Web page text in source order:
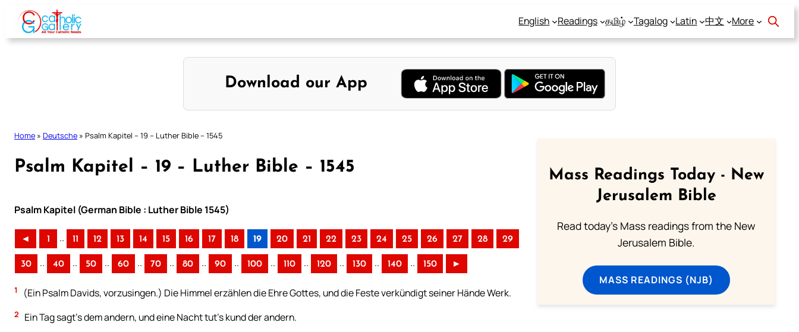
Skip
content
English Readings தமிழ் Tagalog Latin 中文 More
Download our App
Home » Deutsche » Psalm Kapitel – 19 – Luther Bible – 1545
Psalm Kapitel – 19 – Luther Bible – 1545
Psalm Kapitel (German Bible : Luther Bible 1545)
◄ 1 .. 11 12 13 14 15 16 17 18 19 20 21 22 23 24 25 26 27 28 29
30 .. 40 .. 50 .. 60 .. 70 .. 80 .. 90 .. 100 .. 110 .. 120 .. 130 .. 140 .. 150 ►
1 (Ein Psalm Davids, vorzusingen.) Die Himmel erzählen die Ehre Gottes, und die Feste verkündigt seiner Hände Werk.
2 Ein Tag sagt’s dem andern, und eine Nacht tut’s kund der andern.
Mass Readings Today - New
Jerusalem Bible
Read today's Mass readings from the New
Jerusalem Bible.
MASS READINGS (NJB)